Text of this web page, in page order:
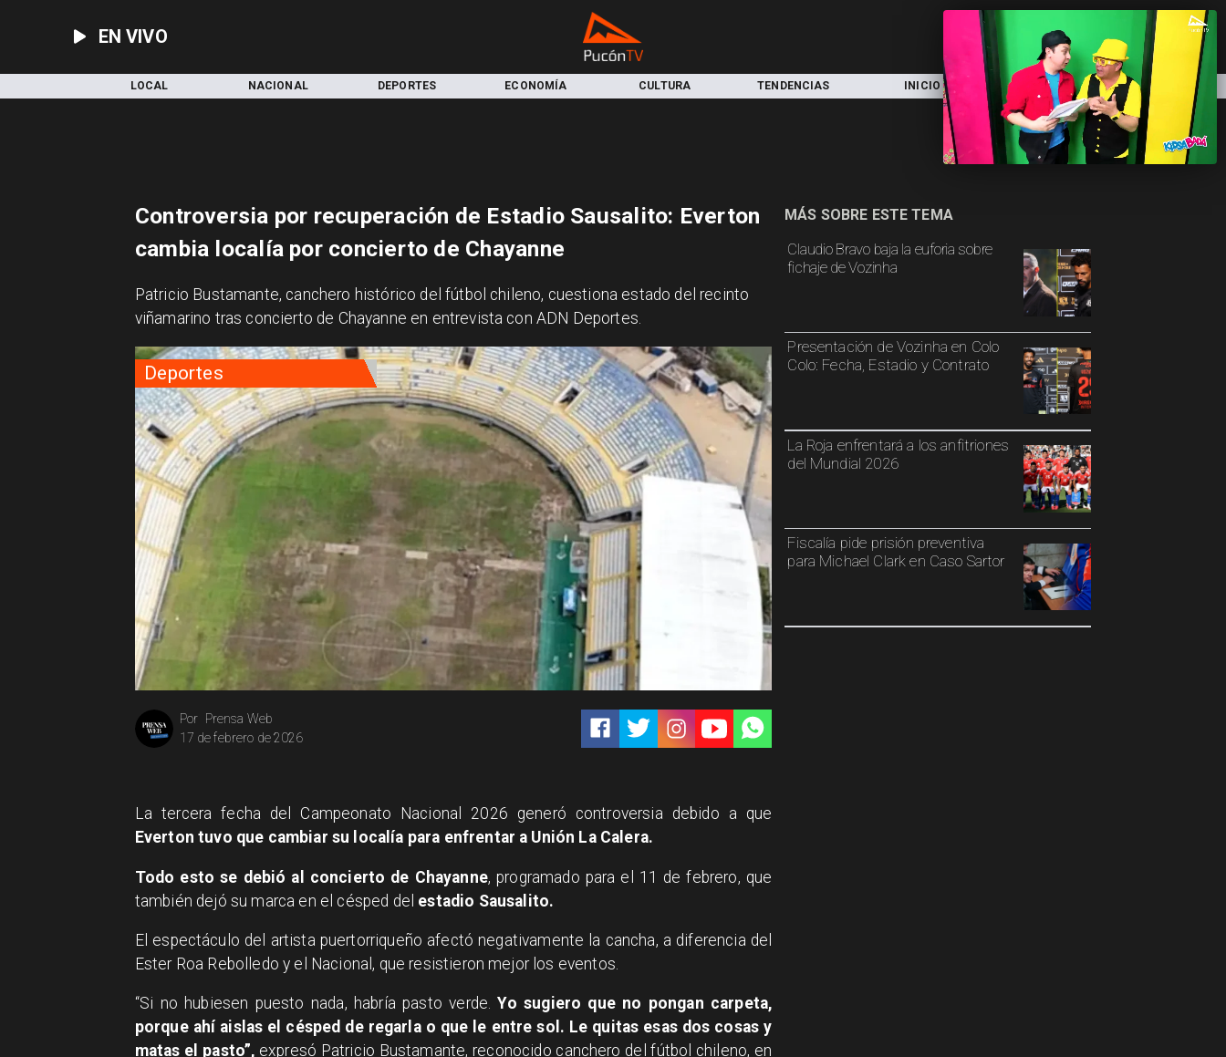
EN VIVO
LOCAL NACIONAL DEPORTES ECONOMÍA CULTURA TENDENCIAS INICIO LOCAL NACIONAL
Deportes
Prensa Web
Por
17 de febrero de 2026
Claudio Bravo baja la euforia sobre
fichaje de Vozinha
Presentación de Vozinha en Colo
Colo: Fecha, Estadio y Contrato
La Roja enfrentará a los anfitriones
del Mundial 2026
Fiscalía pide prisión preventiva
para Michael Clark en Caso Sartor
MÁS SOBRE ESTE TEMA
Controversia por recuperación de Estadio Sausalito: Everton
cambia localía por concierto de Chayanne
Patricio Bustamante, canchero histórico del fútbol chileno, cuestiona estado del recinto
viñamarino tras concierto de Chayanne en entrevista con ADN Deportes.
La tercera fecha del Campeonato Nacional 2026 generó controversia debido a que
Everton tuvo que cambiar su localía para enfrentar a Unión La Calera.
Todo esto se debió al concierto de Chayanne, programado para el 11 de febrero, que
también dejó su marca en el césped del estadio Sausalito.
El espectáculo del artista puertorriqueño afectó negativamente la cancha, a diferencia del
Ester Roa Rebolledo y el Nacional, que resistieron mejor los eventos.
“Si no hubiesen puesto nada, habría pasto verde.Yo sugiero que no pongan carpeta,
porque ahí aislas el césped de regarla o que le entre sol. Le quitas esas dos cosas y
matas el pasto”, expresó Patricio Bustamante, reconocido canchero del fútbol chileno, en